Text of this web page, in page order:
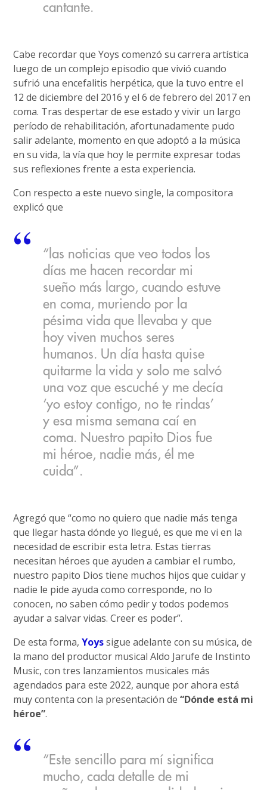
cantante.
Cabe recordar que Yoys comenzó su carrera artística
luego de un complejo episodio que vivió cuando
sufrió una encefalitis herpética, que la tuvo entre el
12 de diciembre del 2016 y el 6 de febrero del 2017 en
coma. Tras despertar de ese estado y vivir un largo
período de rehabilitación, afortunadamente pudo
salir adelante, momento en que adoptó a la música
en su vida, la vía que hoy le permite expresar todas
sus reflexiones frente a esta experiencia.
Con respecto a este nuevo single, la compositora
explicó que
“las noticias que veo todos los
días me hacen recordar mi
sueño más largo, cuando estuve
en coma, muriendo por la
pésima vida que llevaba y que
hoy viven muchos seres
humanos. Un día hasta quise
quitarme la vida y solo me salvó
una voz que escuché y me decía
‘yo estoy contigo, no te rindas’
y esa misma semana caí en
coma. Nuestro papito Dios fue
mi héroe, nadie más, él me
cuida”.
Agregó que “como no quiero que nadie más tenga
que llegar hasta dónde yo llegué, es que me vi en la
necesidad de escribir esta letra. Estas tierras
necesitan héroes que ayuden a cambiar el rumbo,
nuestro papito Dios tiene muchos hijos que cuidar y
nadie le pide ayuda como corresponde, no lo
conocen, no saben cómo pedir y todos podemos
ayudar a salvar vidas. Creer es poder”.
De esta forma,Yoyssigue adelante con su música, de
la mano del productor musical Aldo Jarufe de Instinto
Music, con tres lanzamientos musicales más
agendados para este 2022, aunque por ahora está
muy contenta con la presentación de“Dónde está mi
héroe”.
“Este sencillo para mí significa
mucho, cada detalle de mi